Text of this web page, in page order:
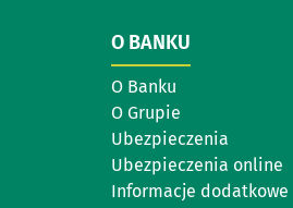
O BANKU
O Banku
O Grupie
Ubezpieczenia
Ubezpieczenia online
Informacje dodatkowe